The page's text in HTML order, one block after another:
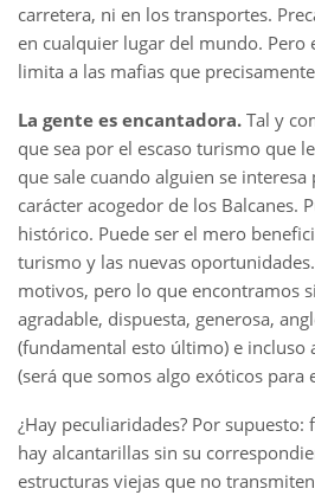
carretera, ni en los transportes.
en cualquier lugar del mundo. Pero
limita a las mafias que
La gente es encantadora. Tal y
que sea por el escaso turismo que
que sale cuando alguien se interesa
carácter acogedor de los Balcanes.
histórico. Puede ser el mero
turismo y las nuevas
motivos, pero lo que encontramos
agradable, dispuesta, generosa,
(fundamental esto último) e incluso
(será que somos algo exóticos para
¿Hay peculiaridades? Por
hay alcantarillas sin su
estructuras viejas que no